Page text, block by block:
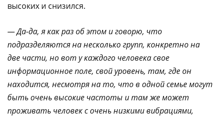
высоких и снизился.
— Да-да, я как раз об этом и говорю, что
подразделяются на несколько групп, конкретно на
две части, но вот у каждого человека свое
информационное поле, свой уровень, там, где он
находится, несмотря на то, что в одной семье могут
быть очень высокие частоты и там же может
проживать человек с очень низкими вибрациями,